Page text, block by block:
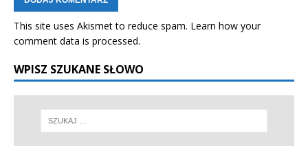
This site uses Akismet to reduce spam. Learn how your
comment data is processed.
WPISZ SZUKANE SŁOWO